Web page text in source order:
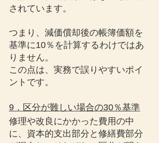
されています。
つまり、減価償却後の帳簿価額を
基準に10％を計算するわけではあ
りません。
この点は、実務で誤りやすいポイ
ントです。
9．区分が難しい場合の30％基準
修理や改良にかかった費用の中
に、資本的支出部分と修繕費部分